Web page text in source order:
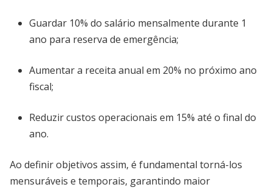
Guardar 10% do salário mensalmente durante 1
ano para reserva de emergência;
Aumentar a receita anual em 20% no próximo ano
fiscal;
Reduzir custos operacionais em 15% até o final do
ano.
Ao definir objetivos assim, é fundamental torná-los
mensuráveis e temporais, garantindo maior